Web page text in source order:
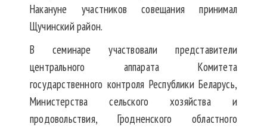
Накануне участников совещания принимал
Щучинский район.
В семинаре участвовали представители
центрального аппарата Комитета
государственного контроля Республики Беларусь,
Министерства сельского хозяйства и
продовольствия, Гродненского областного